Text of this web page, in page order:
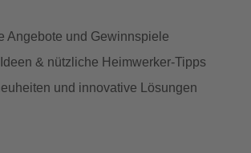
Angebote und Gewinnspiele
& nützliche Heimwerker-Tipps
und innovative Lösungen